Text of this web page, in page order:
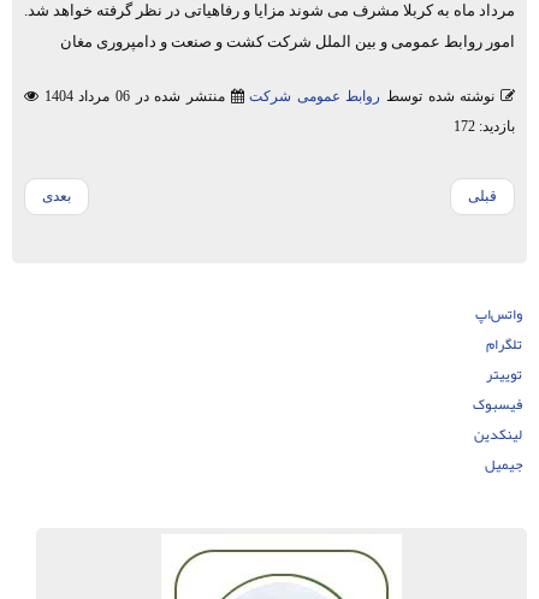
مرداد ماه به کربلا مشرف می شوند مزایا و رفاهیاتی در نظر گرفته خواهد شد.
امور روابط عمومی و بین الملل شرکت کشت و صنعت و دامپروری مغان
نوشته شده توسط روابط عمومی شرکت
منتشر شده در 06 مرداد 1404
بازدید: 172
قبلی بعدی
واتس‌اپ
تلگرام
توییتر
فیسبوک
لینکدین
جیمیل